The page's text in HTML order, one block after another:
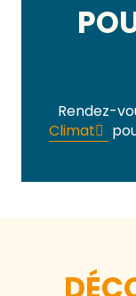
Rendez-
Climat